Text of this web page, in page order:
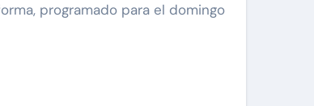
programado para el domingo